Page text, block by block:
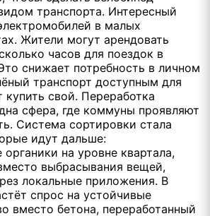
транспорта. Интересный
в малых
Жители могут арендовать
часов для поездок в
снижает потребность в личном
транспорт доступным для
свой. Переработка
сфера, где коммуны проявляют
Система сортировки стала
идут дальше:
на уровне квартала,
выбрасывания вещей,
локальные приложения. В
спрос на устойчивые
вместо бетона, переработанный